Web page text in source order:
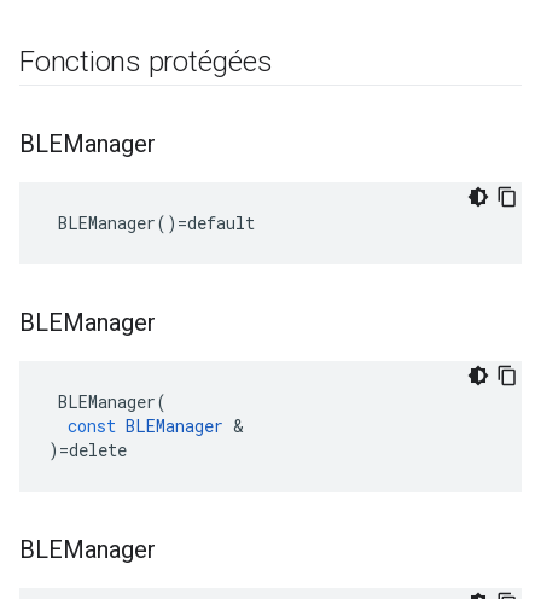
Fonctions protégées
BLEManager
BLEManager()=default
BLEManager
BLEManager(
const BLEManager &
) =delete
BLEManager